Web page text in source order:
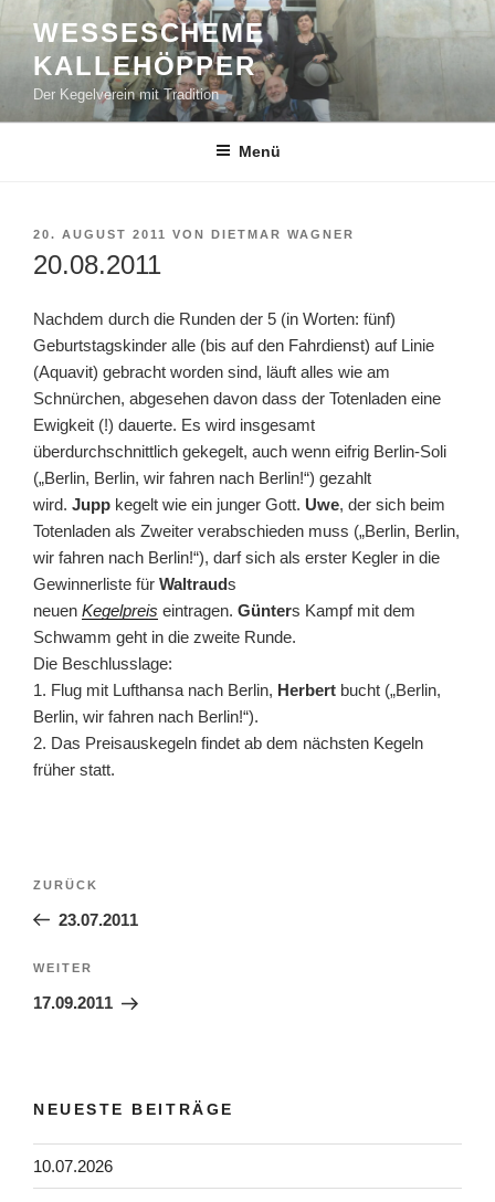
Inhalt
springen
WESSESCHEME
KALLEHÖPPER
Der Kegelverein mit Tradition
Menü
VERÖFFENTLICHT
AM
20. AUGUST 2011 VON DIETMAR WAGNER
20.08.2011
Nachdem durch die Runden der 5 (in Worten: fünf)
Geburtstagskinder alle (bis auf den Fahrdienst) auf Linie
(Aquavit) gebracht worden sind, läuft alles wie am
Schnürchen, abgesehen davon dass der Totenladen eine
Ewigkeit (!) dauerte. Es wird insgesamt
überdurchschnittlich gekegelt, auch wenn eifrig Berlin-Soli
(„Berlin, Berlin, wir fahren nach Berlin!“) gezahlt
wird. Jupp kegelt wie ein junger Gott. Uwe, der sich beim
Totenladen als Zweiter verabschieden muss („Berlin, Berlin,
wir fahren nach Berlin!“), darf sich als erster Kegler in die
Gewinnerliste für Waltrauds
neuen Kegelpreis eintragen. Günters Kampf mit dem
Schwamm geht in die zweite Runde.
Die Beschlusslage:
1. Flug mit Lufthansa nach Berlin, Herbert bucht („Berlin,
Berlin, wir fahren nach Berlin!“).
2. Das Preisauskegeln findet ab dem nächsten Kegeln
früher statt.
Beitragsnavigation
Vorheriger
Beitrag
ZURÜCK
23.07.2011
Nächster
Beitrag
WEITER
17.09.2011
NEUESTE BEITRÄGE
10.07.2026